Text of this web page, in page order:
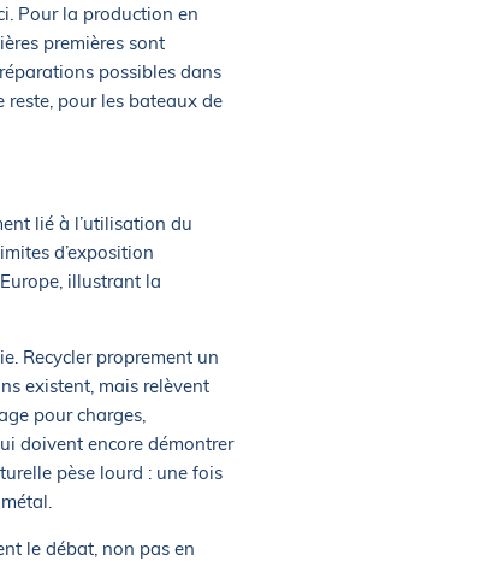
Pour la production en
premières sont
possibles dans
pour les bateaux de
lié à l’utilisation du
d’exposition
illustrant la
Recycler proprement un
existent, mais relèvent
pour charges,
doivent encore démontrer
pèse lourd : une fois
le débat, non pas en